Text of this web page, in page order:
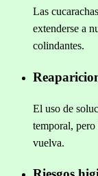
Las
extenderse a
colindantes.
El uso de
temporal,
vuelva.